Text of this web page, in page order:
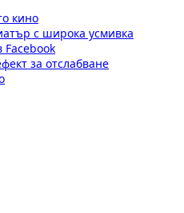
кино
с широка усмивка
за отслабване